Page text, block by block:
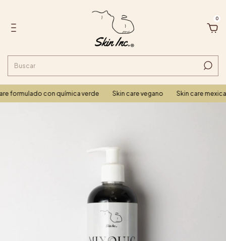
0
con química verde Skin care vegano Skin care mexicano